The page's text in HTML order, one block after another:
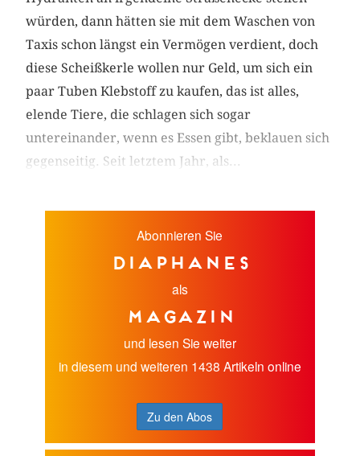
würden, dann hätten sie mit dem ­Waschen von
Taxis schon längst ein Vermögen verdient, doch
diese Scheißkerle wollen nur Geld, um sich ein
paar Tuben Klebstoff zu kaufen, das ist alles,
elende Tiere, die schlagen sich sogar
untereinander, wenn es Essen gibt, beklauen sich
gegenseitig. Seit letztem Jahr, als...
Abonnieren Sie
diaphanes
als
Magazin
und lesen Sie weiter
in diesem und weiteren 1438 Artikeln online
Zu den Abos